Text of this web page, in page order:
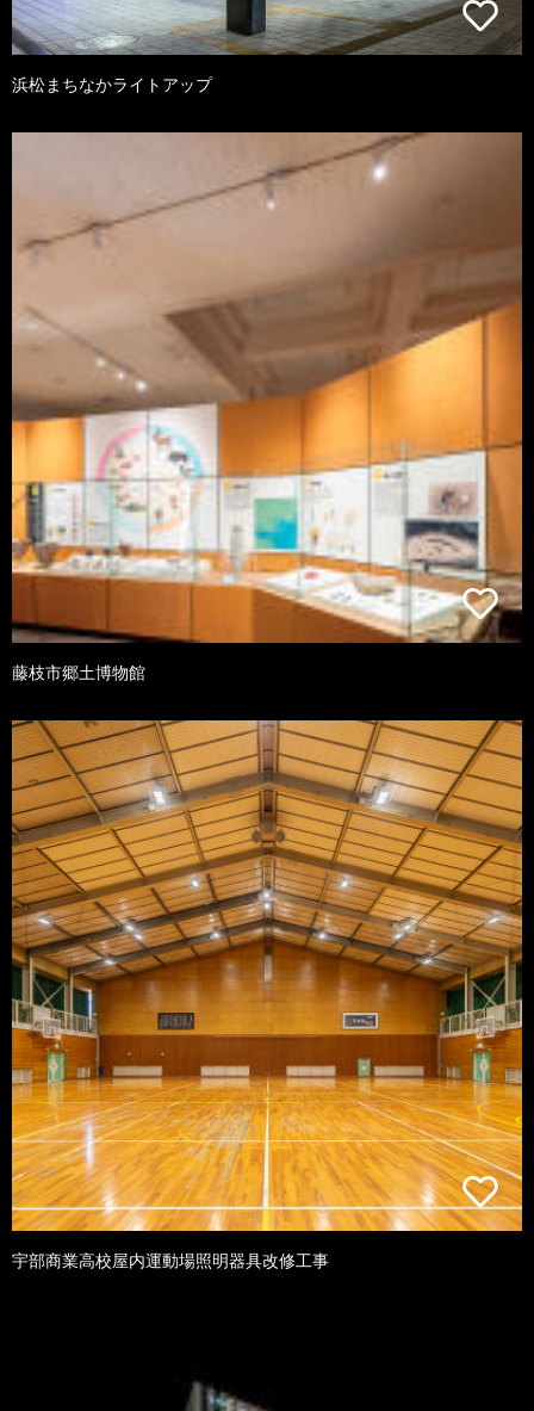
浜松まちなかライトアップ
藤枝市郷土博物館
宇部商業高校屋内運動場照明器具改修工事